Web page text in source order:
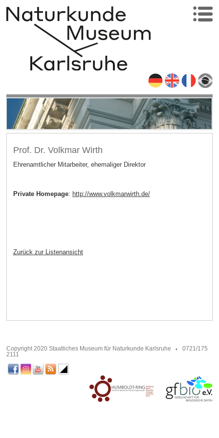
Prof. Dr. Volkmar Wirth
Ehrenamtlicher Mitarbeiter, ehemaliger Direktor
Private Homepage: http://www.volkmarwirth.de/
Zurück zur Listenansicht
Copyright 2020 Staatliches Museum für Naturkunde Karlsruhe
0721/175
2111